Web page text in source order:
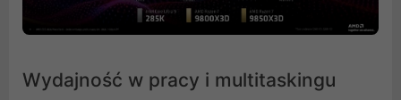
Wydajność w pracy i multitaskingu